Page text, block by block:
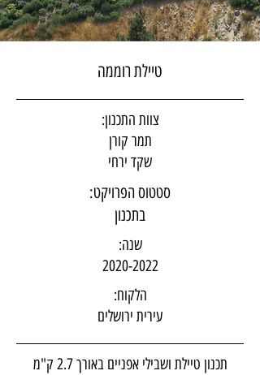
טיילת רוממה
צוות התכנון:
תמר קורן
שקד ירחי
סטטוס הפרויקט:
בתכנון
שנה:
2020-2022
הלקוח:
עירית ירושלים
תכנון טיילת ושבילי אפניים באורך 2.7 ק"מ